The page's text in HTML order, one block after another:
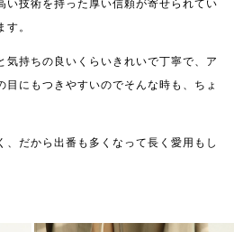
い技術を持った厚い信頼が寄せられてい
す。
気持ちの良いくらいきれいで丁寧で、ア
目にもつきやすいのでそんな時も、ちょ
、だから出番も多くなって長く愛用もし